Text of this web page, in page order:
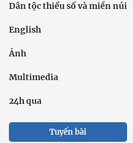
Dân tộc thiểu số và miền núi
English
Ảnh
Multimedia
24h qua
Tuyến bài